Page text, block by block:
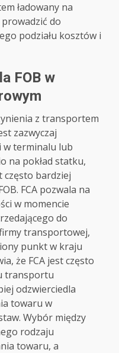
ładowany na
do
podziału kosztów i
FOB w
z transportem
zazwyczaj
w terminalu lub
na pokład statku,
często bardziej
FCA pozwala na
w momencie
do
transportowej,
punkt w kraju
że FCA jest często
transportu
odzwierciedla
towaru w
Wybór między
rodzaju
towaru, a